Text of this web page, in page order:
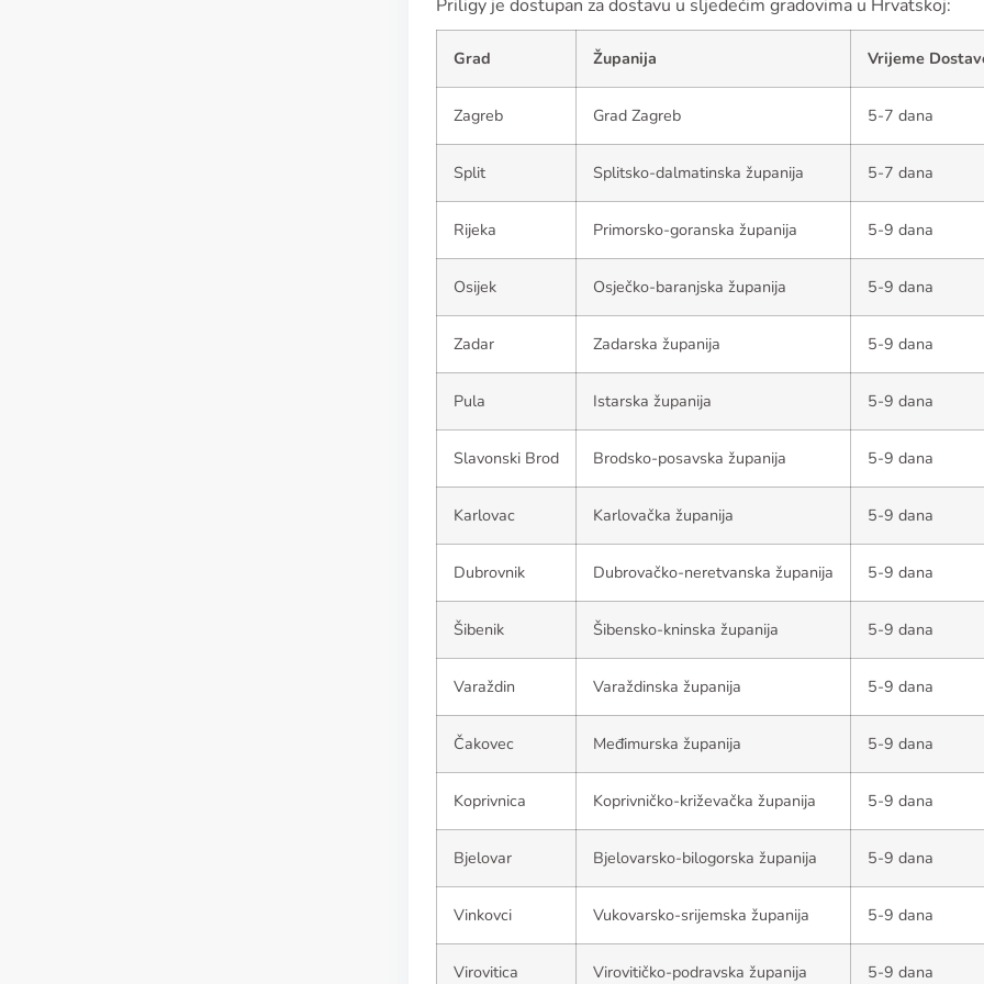
Priligy je dostupan za dostavu u sljedećim gradovima u Hrvatskoj:
Grad Županija Vrijeme
Zagreb Grad Zagreb 5-7 dana
Split Splitsko-dalmatinska županija 5-7 dana
Rijeka Primorsko-goranska županija 5-9 dana
Osijek Osječko-baranjska županija 5-9 dana
Zadar Zadarska županija 5-9 dana
Pula Istarska županija 5-9 dana
Slavonski Brod Brodsko-posavska županija 5-9 dana
Karlovac Karlovačka županija 5-9 dana
Dubrovnik Dubrovačko-neretvanska županija 5-9 dana
Šibenik Šibensko-kninska županija 5-9 dana
Varaždin Varaždinska županija 5-9 dana
Čakovec Međimurska županija 5-9 dana
Koprivnica Koprivničko-križevačka županija 5-9 dana
Bjelovar Bjelovarsko-bilogorska županija 5-9 dana
Vinkovci Vukovarsko-srijemska županija 5-9 dana
Virovitica Virovitičko-podravska županija 5-9 dana